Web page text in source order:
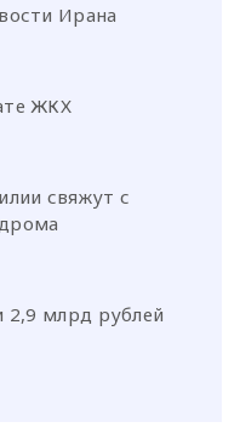
Ирана
ЖКХ
свяжут с
2,9 млрд рублей